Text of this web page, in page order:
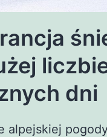
dni
alpejskiej